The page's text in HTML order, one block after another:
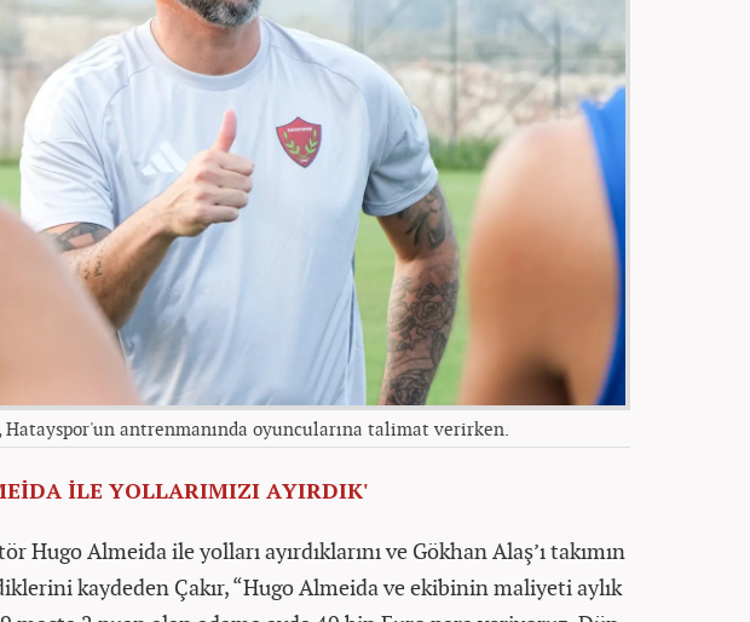
Hatayspor'un antrenmanında oyuncularına talimat verirken.
İLE YOLLARIMIZI AYIRDIK'
Hugo Almeida ile yolları ayırdıklarını ve Gökhan Alaş’ı takımın
kaydeden Çakır, “Hugo Almeida ve ekibinin maliyeti aylık